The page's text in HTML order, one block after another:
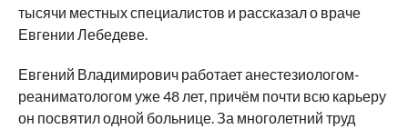
тысячи местных специалистов и рассказал о враче
Евгении Лебедеве.
Евгений Владимирович работает анестезиологом-
реаниматологом уже 48 лет, причём почти всю карьеру
он посвятил одной больнице. За многолетний труд